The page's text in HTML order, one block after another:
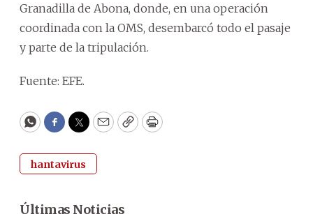
Granadilla de Abona, donde, en una operación
coordinada con la OMS, desembarcó todo el pasaje
y parte de la tripulación.
Fuente: EFE.
WhatsApp
Facebook
Twitter
EmailCopyPrint
hantavirus
Últimas Noticias